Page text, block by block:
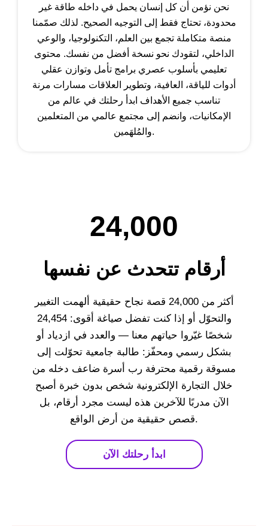
نحن نؤمن أن كل إنسان يحمل في داخله طاقة غير
محدودة، تحتاج فقط إلى التوجيه الصحيح. لذلك صمّمنا
منصة متكاملة تجمع بين العلم، التكنولوجيا، والوعي
الداخلي، لتقودك نحو نسخة أفضل من نفسك. محتوى
تعليمي بأسلوب عصري برامج تأمل وتوازن عقلي
أدوات للياقة، العافية، وتطوير العلاقات مسارات مرنة
تناسب جميع الأهداف ابدأ رحلتك في عالم من
الإمكانيات، وانضم إلى مجتمع عالمي من المتعلمين
والمُلهَمين.
24,000
أرقام تتحدث عن نفسها
أكثر من 24,000 قصة نجاح حقيقية ألهمت التغيير
والتحوّل أو إذا كنت تفضل صياغة أقوى: 24,454
شخصًا غيّروا حياتهم معنا — والعدد في ازدياد أو
بشكل رسمي ومحفّز: طالبة جامعية تحوّلت إلى
مسوقة رقمية محترفة رب أسرة ضاعف دخله من
خلال التجارة الإلكترونية شخص بدون خبرة أصبح
الآن مدربًا للآخرين هذه ليست مجرد أرقام، بل
قصص حقيقية من أرض الواقع.
ابدأ رحلتك الآن